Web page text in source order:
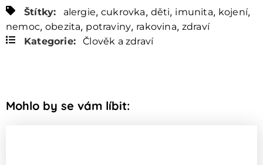
Štítky: alergie, cukrovka, děti, imunita, kojení,
nemoc, obezita, potraviny, rakovina, zdraví
Kategorie:
Člověk a zdraví
Mohlo by se vám líbit: